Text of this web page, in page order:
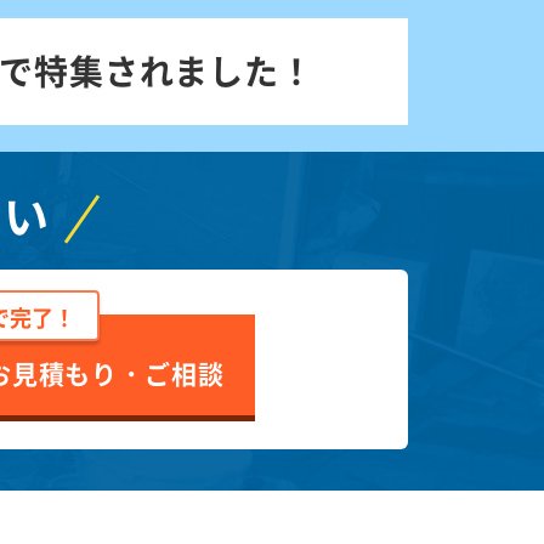
特集されました！
完了！
見積もり・ご相談